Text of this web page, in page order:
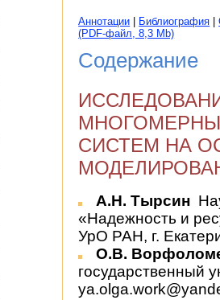
Аннотации | Библиография |
(PDF-файл, 8,3 Mb)
Содержание
СИСТЕМ НА
А.Н. Тырсин
«Надежность и
УрО РАН, г.
О.В.
государственный